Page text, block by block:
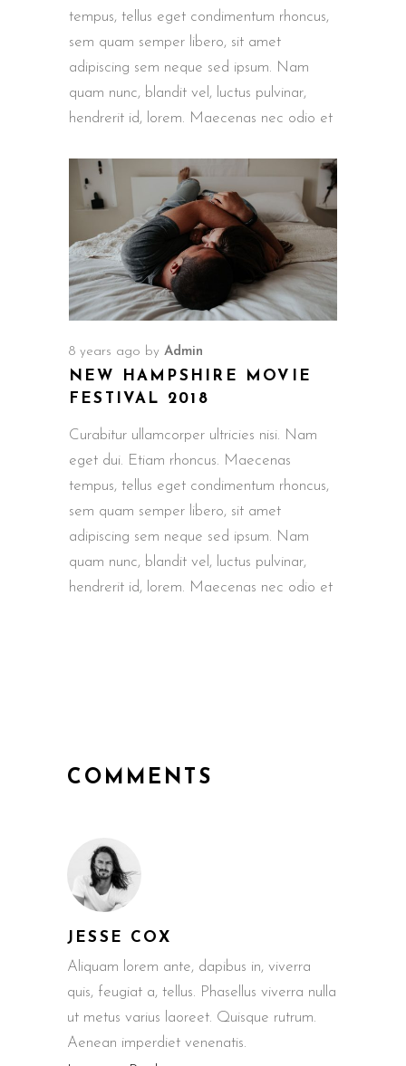
tempus, tellus eget condimentum rhoncus,
sem quam semper libero, sit amet
adipiscing sem neque sed ipsum. Nam
quam nunc, blandit vel, luctus pulvinar,
hendrerit id, lorem. Maecenas nec odio et
8 years ago by Admin
NEW HAMPSHIRE MOVIE
FESTIVAL 2018
Curabitur ullamcorper ultricies nisi. Nam
eget dui. Etiam rhoncus. Maecenas
tempus, tellus eget condimentum rhoncus,
sem quam semper libero, sit amet
adipiscing sem neque sed ipsum. Nam
quam nunc, blandit vel, luctus pulvinar,
hendrerit id, lorem. Maecenas nec odio et
COMMENTS
JESSE COX
Aliquam lorem ante, dapibus in, viverra
quis, feugiat a, tellus. Phasellus viverra nulla
ut metus varius laoreet. Quisque rutrum.
Aenean imperdiet venenatis.